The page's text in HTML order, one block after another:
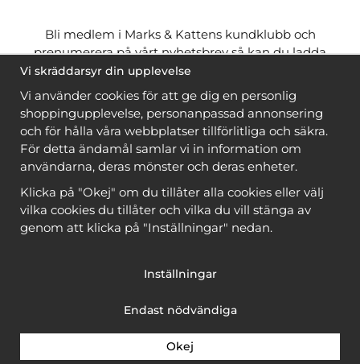
Bli medlem i Marks & Kattens kundklubb och
prenumerera på vårt nyhetsbrev så kan du ladda
ner många mönstergratisoch få många
när du handlar garn till mönstret. Du ser vilka som
är
gratis när du är inloggad
Bli medlem
Copyright © 2026, Marks & Kattens AB
Vi skräddarsyr din upplevelse
Vi använder cookies för att ge dig en personlig
shoppingupplevelse, personanpassad annonsering
och för hålla våra webbplatser tillförlitliga och säkra.
För detta ändamål samlar vi in information om
användarna, deras mönster och deras enheter.
Klicka på "Okej" om du tillåter alla cookies eller välj
vilka cookies du tillåter och vilka du vill stänga av
genom att klicka på "Inställningar" nedan.
Inställningar
Endast nödvändiga
Okej